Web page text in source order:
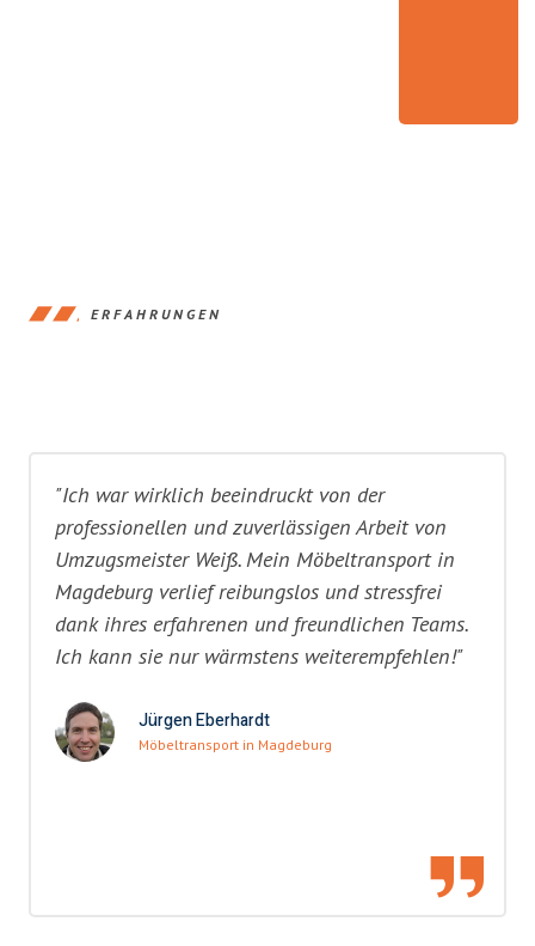
ERFAHRUNGEN
"Ich war wirklich beeindruckt von der
professionellen und zuverlässigen Arbeit von
Umzugsmeister Weiß. Mein Möbeltransport in
Magdeburg verlief reibungslos und stressfrei
dank ihres erfahrenen und freundlichen Teams.
Ich kann sie nur wärmstens weiterempfehlen!"
Jürgen Eberhardt
Möbeltransport in Magdeburg